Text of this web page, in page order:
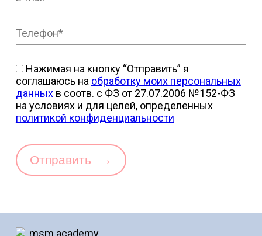
Нажимая на кнопку “Отправить” я
соглашаюсь на обработку моих персональных
данныхв соотв. с ФЗ от 27.07.2006 №152-ФЗ
на условиях и для целей, определенных
политикой конфиденциальности
Отправить →